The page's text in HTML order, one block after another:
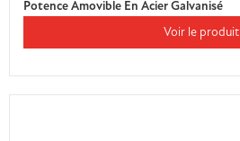
Potence Amovible En Acier Galvanisé
Voir le produit